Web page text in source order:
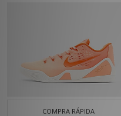
COMPRA RÁPIDA